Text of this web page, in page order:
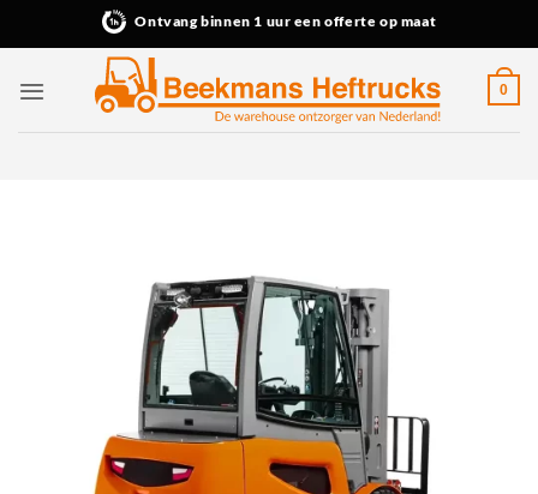
Ontvang binnen 1 uur een offerte op maat
0